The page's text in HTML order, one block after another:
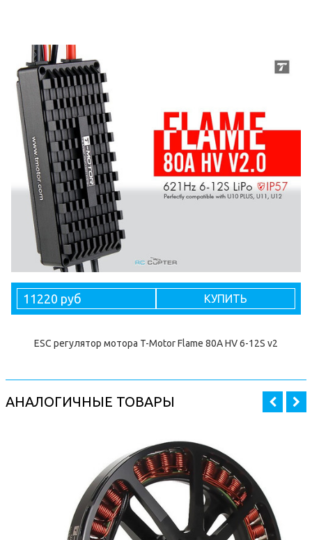
11220 руб КУПИТЬ
ESC регулятор мотора T-Motor Flame 80A HV 6-12S v2
АНАЛОГИЧНЫЕ ТОВАРЫ